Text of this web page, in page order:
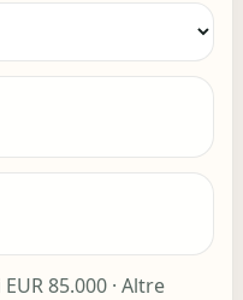
85.000 · Altre